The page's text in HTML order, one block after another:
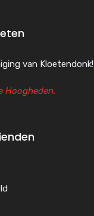
van Kloetendonk!
Hoogheden.